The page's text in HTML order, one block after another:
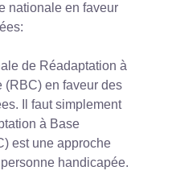
nationale en faveur
de Réadaptation à
(RBC) en faveur des
Il faut simplement
à Base
est une approche
handicapée.